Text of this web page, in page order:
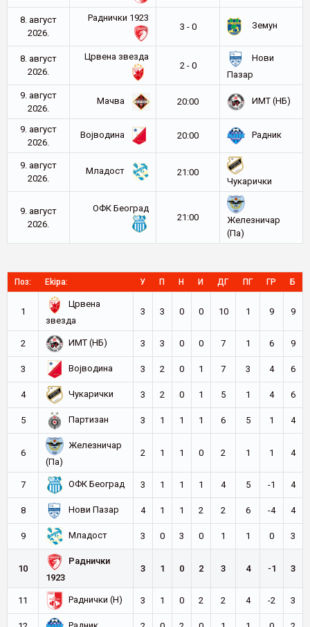
8. август
2026.
Раднички 1923
3 - 0
Земун
8. август
2026.
Црвена звезда
2 - 0
Нови
Пазар
9. август
2026.
Мачва 20:00 ИМТ (НБ)
9. август
2026.
Војводина 20:00 Радник
9. август
2026.
Младост
21:00
Чукарички
9. август
2026.
ОФК Београд
21:00
Железничар
(Па)
Поз: Ekipa: У П Н И ДГ ПГ ГР Б
1
Црвена
звезда
3 3 0 0 10 1 9 9
2 ИМТ (НБ) 3 3 0 0 7 1 6 9
3 Војводина 3 2 0 1 7 3 4 6
4 Чукарички 3 2 0 1 5 1 4 6
5 Партизан 3 1 1 1 6 5 1 4
6
Железничар
(Па)
2 1 1 0 2 1 1 4
7 ОФК Београд 3 1 1 1 4 5 -1 4
8 Нови Пазар 4 1 1 2 2 6 -4 4
9 Младост 3 0 3 0 1 1 0 3
10
Раднички
1923
3 1 0 2 3 4 -1 3
11 Раднички (Н) 3 1 0 2 2 4 -2 3